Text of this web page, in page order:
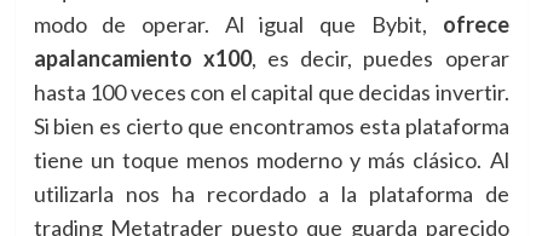
modo de operar. Al igual que Bybit, ofrece
apalancamiento x100, es decir, puedes operar
hasta 100 veces con el capital que decidas invertir.
Si bien es cierto que encontramos esta plataforma
tiene un toque menos moderno y más clásico. Al
utilizarla nos ha recordado a la plataforma de
trading Metatrader puesto que guarda parecido